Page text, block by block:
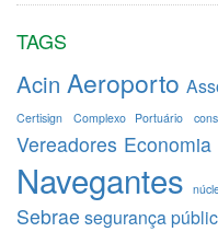
TAGS
Acin Aeroporto
Certisign Complexo Portuário
Vereadores Economia
Navegantes
Sebrae segurança